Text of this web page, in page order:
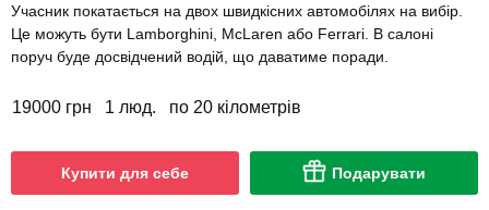
Учасник покатається на двох швидкісних автомобілях на вибір.
Це можуть бути Lamborghini, McLaren або Ferrari. В салоні
поруч буде досвідчений водій, що даватиме поради.
19000 грн 1 люд. по 20 кілометрів
Купити для себе Подарувати